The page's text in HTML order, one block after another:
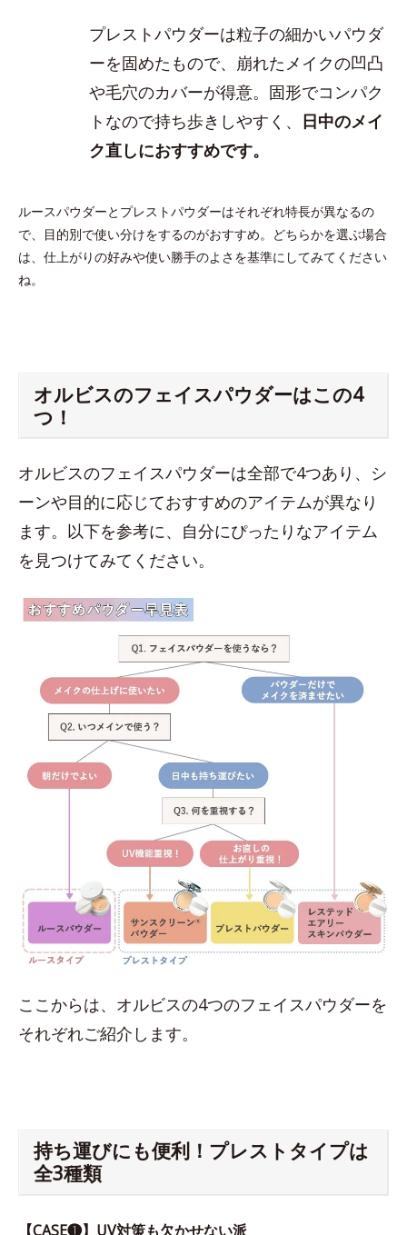
プレストパウダーは粒子の細かいパウダ
ーを固めたもので、崩れたメイクの凹凸
や毛穴のカバーが得意。固形でコンパク
トなので持ち歩きしやすく、 日中のメイ
ク直しにおすすめです。
ルースパウダーとプレストパウダーはそれぞれ特長が異なるの
で、目的別で使い分けをするのがおすすめ。どちらかを選ぶ場合
は、仕上がりの好みや使い勝手のよさを基準にしてみてください
ね。
オルビスのフェイスパウダーはこの4
つ！
オルビスのフェイスパウダーは全部で4つあり、シ
ーンや目的に応じておすすめのアイテムが異なり
ます。以下を参考に、自分にぴったりなアイテム
を見つけてみてください。
ここからは、オルビスの4つのフェイスパウダーを
それぞれご紹介します。
持ち運びにも便利！プレストタイプは
全3種類
【CASE❶】UV対策も欠かせない派